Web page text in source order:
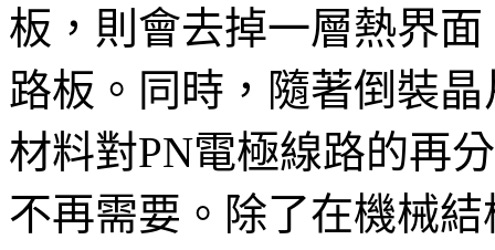
板，則會去掉一層熱界
路板。同時，隨著倒裝
材料對PN電極線路的再
不再需要。除了在機械